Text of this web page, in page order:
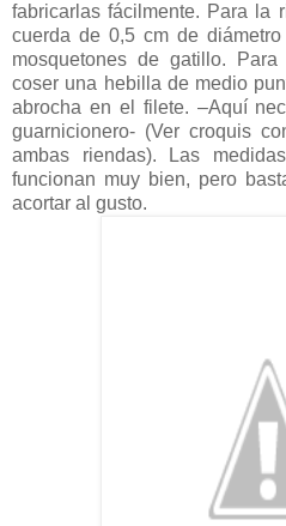
fabricarlas fácilmente. Para la
cuerda de 0,5 cm de
mosquetones de gatillo.
coser una hebilla de medio
abrocha en el filete. –Aquí
guarnicionero- (Ver croquis
ambas riendas). Las
funcionan muy bien, pero
acortar al gusto.